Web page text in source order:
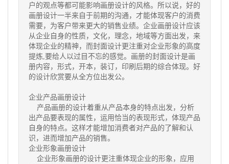
户的观点等都可能影响画册设计的风格。所以说，好的
画册设计一半来自于前期的沟通，才能体现客户的消费
需要，为客户带来更大的销售业绩。企业画册设计应该
从企业自身的性质，文化，理念，地域等方面出发，来
体现企业的精神，而封面设计更注重对企业形象的高度
提炼,要给人以过目不忘的感觉。画册的封面设计是画
册内容，形式，开本，装订，印刷后期的综合体现。好
的设计欣赏要从全方位出发公。
企业产品画册设计
产品画册的设计着重从产品本身的特点出发，分析
出产品要表现的属性，运用恰当的表现形式，体现产品
自身的特点。这样才能增加消费者对产品的了解和认
识，进而增加产品的销售。
企业形象画册设计
企业形象画册的设计更注重体现企业的形象，应用